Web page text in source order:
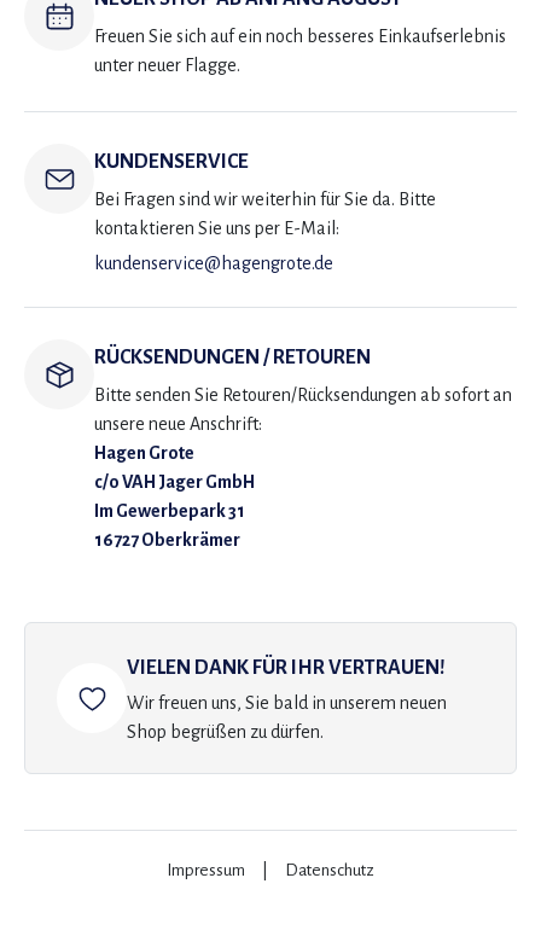
Freuen Sie sich auf ein noch besseres Einkaufserlebnis
unter neuer Flagge.
KUNDENSERVICE
Bei Fragen sind wir weiterhin für Sie da. Bitte
kontaktieren Sie uns per E-Mail:
kundenservice@hagengrote.de
RÜCKSENDUNGEN / RETOUREN
Bitte senden Sie Retouren/Rücksendungen ab sofort an
unsere neue Anschrift:
Hagen Grote
c/o VAH Jager GmbH
Im Gewerbepark 31
16727 Oberkrämer
VIELEN DANK FÜR IHR VERTRAUEN!
Wir freuen uns, Sie bald in unserem neuen
Shop begrüßen zu dürfen.
Impressum Datenschutz